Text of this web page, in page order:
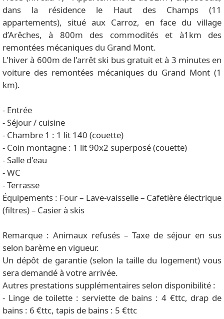
dans la résidence le Haut des Champs (11
appartements), situé aux Carroz, en face du village
d’Arêches, à 800m des commodités et à1km des
remontées mécaniques du Grand Mont.
L'hiver à 600m de l'arrêt ski bus gratuit et à 3 minutes en
voiture des remontées mécaniques du Grand Mont (1
km).
- Entrée
- Séjour / cuisine
- Chambre 1 : 1 lit 140 (couette)
- Coin montagne : 1 lit 90x2 superposé (couette)
- Salle d'eau
- WC
- Terrasse
Équipements : Four – Lave-vaisselle – Cafetière électrique
(filtres) – Casier à skis
Remarque : Animaux refusés – Taxe de séjour en sus
selon barème en vigueur.
Un dépôt de garantie (selon la taille du logement) vous
sera demandé à votre arrivée.
Autres prestations supplémentaires selon disponibilité :
- Linge de toilette : serviette de bains : 4 €ttc, drap de
bains : 6 €ttc, tapis de bains : 5 €ttc